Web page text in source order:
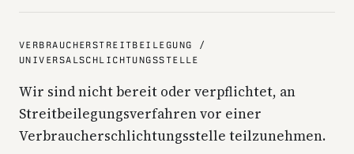
VERBRAUCHERSTREITBEILEGUNG /
UNIVERSALSCHLICHTUNGSSTELLE
Wir sind nicht bereit oder verpflichtet, an
Streitbeilegungsverfahren vor einer
Verbraucherschlichtungsstelle teilzunehmen.